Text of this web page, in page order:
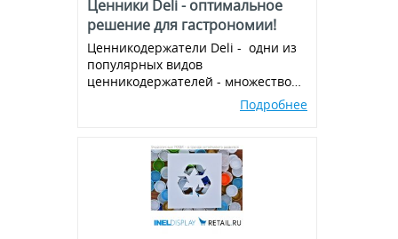
Ценники Deli - оптимальное
решение для гастрономии!
Ценникодержатели Deli - одни из
популярных видов
ценникодержателей - множество
вариантов и комбинаций, всегда в
Подробнее